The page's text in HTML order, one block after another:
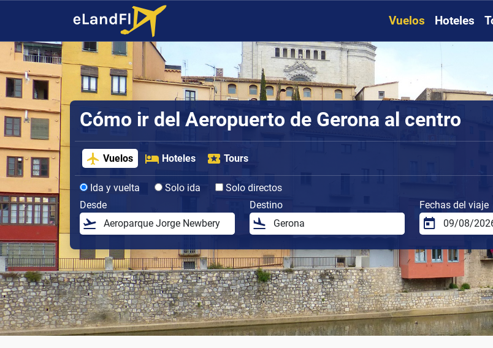
Vuelos Hoteles
Cómo ir del Aeropuerto de Gerona al centro
Vuelos Hoteles Tours
Ida y vuelta Solo ida
Solo directos
Desde
Destino Fechas del viaje